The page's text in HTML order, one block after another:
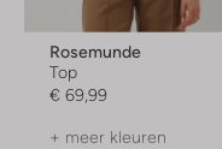
Rosemunde
Top
€ 69,99
+ meer kleuren